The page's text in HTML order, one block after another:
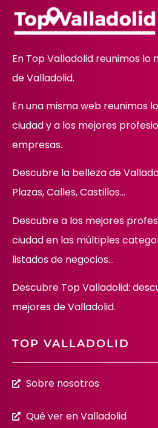
En Top Valladolid reunimos lo
de Valladolid.
En una misma web reunimos
ciudad y a los mejores
empresas.
Descubre la belleza de
Plazas, Calles, Castillos…
Descubrea los mejores
ciudad en las múltiples
listados de negocios…
Descubre Top Valladolid:
mejores de Valladolid.
TOP VALLADOLID
Sobre nosotros
Qué ver en Valladolid